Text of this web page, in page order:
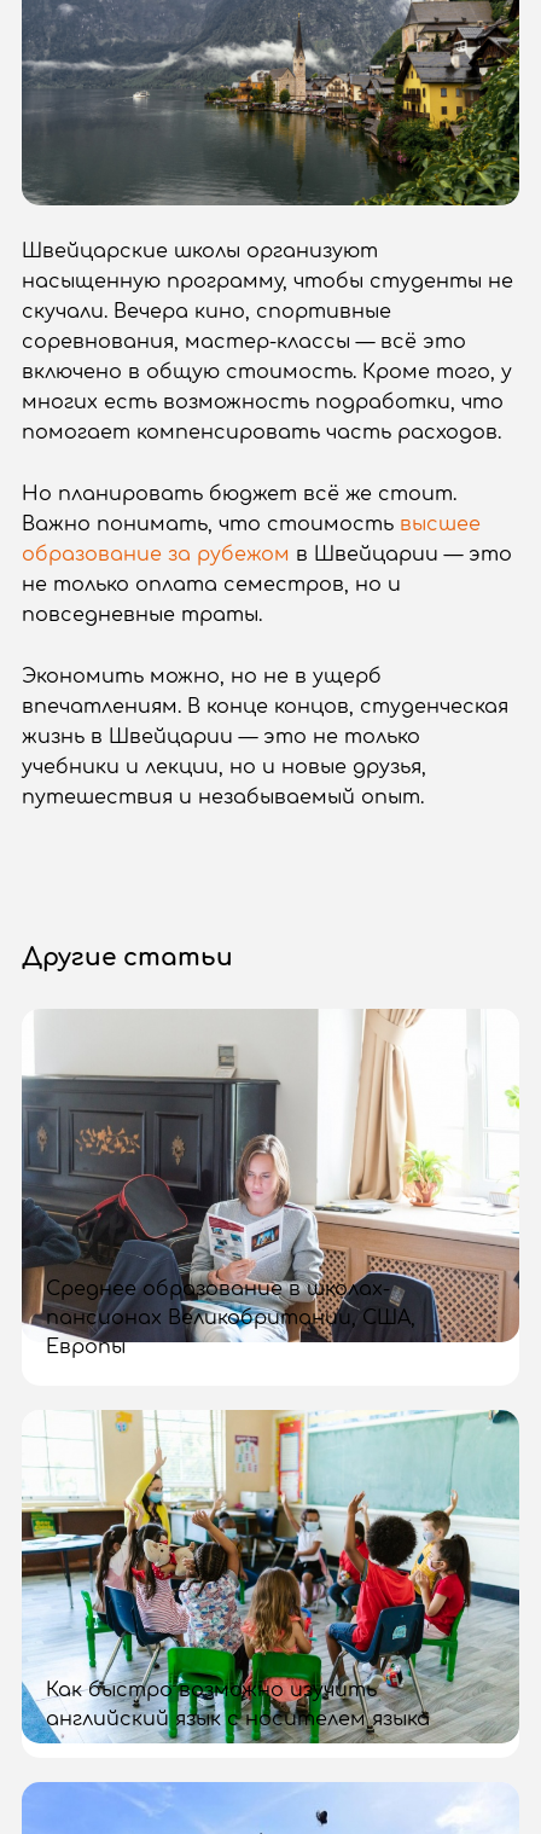
Швейцарские школы организуют
насыщенную программу, чтобы студенты не
скучали. Вечера кино, спортивные
соревнования, мастер-классы — всё это
включено в общую стоимость. Кроме того, у
многих есть возможность подработки, что
помогает компенсировать часть расходов.
Но планировать бюджет всё же стоит.
Важно понимать, что стоимость высшее
образование за рубежом в Швейцарии — это
не только оплата семестров, но и
повседневные траты.
Экономить можно, но не в ущерб
впечатлениям. В конце концов, студенческая
жизнь в Швейцарии — это не только
учебники и лекции, но и новые друзья,
путешествия и незабываемый опыт.
Другие статьи
Среднее образование в школах-
пансионах Великобритании, США,
Европы
Как быстро возможно изучить
английский язык с носителем языка